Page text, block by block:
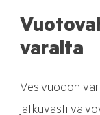
varalta
Vesivuodon
jatkuvasti